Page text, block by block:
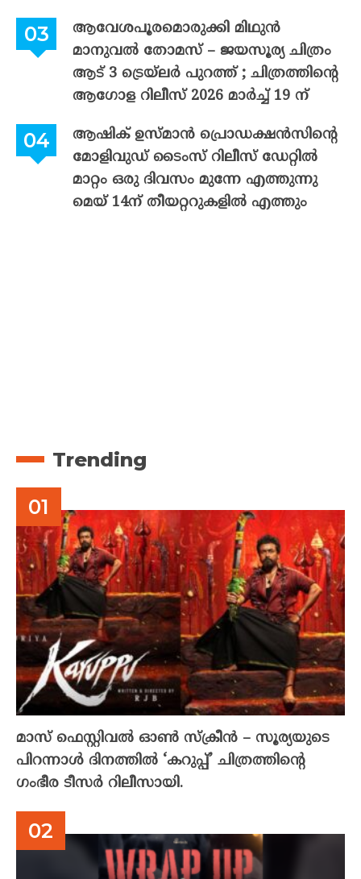
ആവേശപൂരമൊരുക്കി മിഥുൻ
മാനുവൽ തോമസ് – ജയസൂര്യ ചിത്രം
ആട് 3 ട്രെയ്‌ലർ പുറത്ത് ; ചിത്രത്തിന്റെ
ആഗോള റിലീസ് 2026 മാർച്ച് 19 ന്
ആഷിക് ഉസ്മാൻ പ്രൊഡക്ഷൻസിന്റെ
മോളിവുഡ് ടൈംസ് റിലീസ് ഡേറ്റിൽ
മാറ്റം ഒരു ദിവസം മുന്നേ എത്തുന്നു
മെയ് 14ന് തീയറ്ററുകളിൽ എത്തും
Trending
മാസ് ഫെസ്റ്റിവൽ ഓൺ സ്‌ക്രീൻ – സൂര്യയുടെ
പിറന്നാൾ ദിനത്തിൽ ‘കറുപ്പ്’ ചിത്രത്തിന്റെ
ഗംഭീര ടീസർ റിലീസായി.